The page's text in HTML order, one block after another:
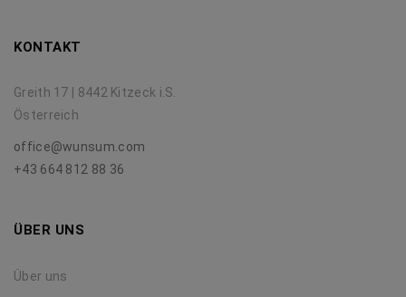
KONTAKT
Greith 17 | 8442 Kitzeck i.S.
Österreich
office@wunsum.com
+43 664 812 88 36
ÜBER UNS
Über uns